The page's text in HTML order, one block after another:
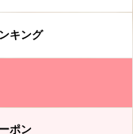
キング
ポン